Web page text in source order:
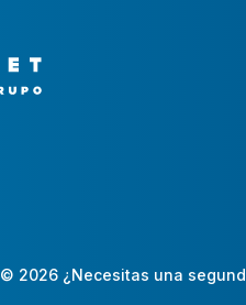
© 2026 ¿Necesitas una